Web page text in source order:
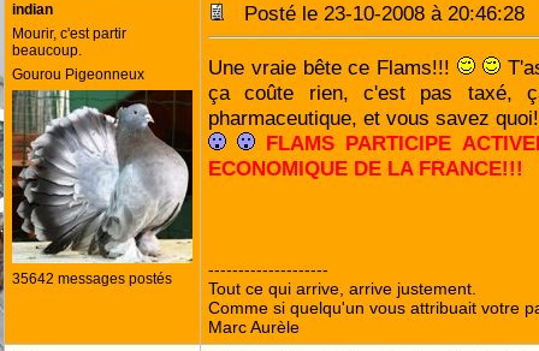
indian
Mourir, c'est partir
beaucoup.
Gourou Pigeonneux
35642 messages postés
Posté le 23-10-2008 à
Une vraie bête ce Flams!!!
ça coûte rien, c'est pas taxé,
pharmaceutique, et vous savez quoi!
FLAMS PARTICIPE
ECONOMIQUE DE LA FRANCE!!!
--------------------
Tout ce qui arrive, arrive justement.
Comme si quelqu'un vous attribuait votre
Marc Aurèle